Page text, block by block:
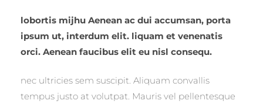
lobortis mijhu Aenean ac dui accumsan, porta
ipsum ut, interdum elit. liquam et venenatis
orci. Aenean faucibus elit eu nisl consequ.
nec ultricies sem suscipit. Aliquam convallis
tempus justo at volutpat. Mauris vel pellentesque